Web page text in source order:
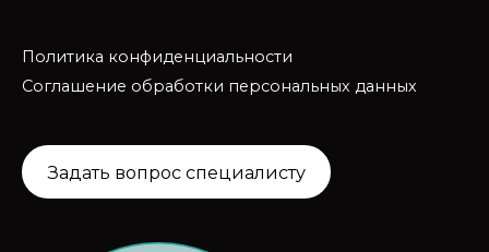
Политика конфиденциальности
Соглашение обработки персональных данных
Задать вопрос специалисту